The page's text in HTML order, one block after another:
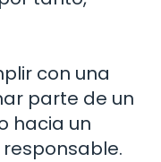
con una
parte de un
hacia un